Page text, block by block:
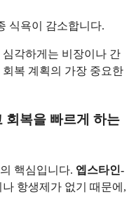
식욕이 감소합니다.
각하게는 비장이나 간
회복 계획의 가장 중요한
회복을 빠르게 하는
핵심입니다. 엡스타인-
항생제가 없기 때문에,